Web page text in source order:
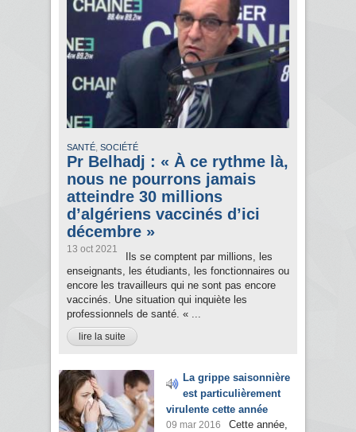
SANTÉ, SOCIÉTÉ
Pr Belhadj : « À ce rythme là,
nous ne pourrons jamais
atteindre 30 millions
d’algériens vaccinés d’ici
décembre »
13 oct 2021
Ils se comptent par millions, les
enseignants, les étudiants, les fonctionnaires ou
encore les travailleurs qui ne sont pas encore
vaccinés. Une situation qui inquiète les
professionnels de santé. « ...
lire la suite
La grippe saisonnière
est particulièrement
virulente cette année
09 mar 2016
Cette année,